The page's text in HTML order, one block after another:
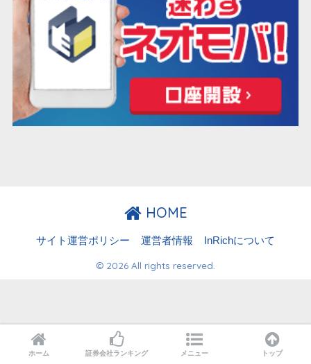
HOME
サイト運営ポリシー 運営者情報 InRichについて
© 2026 All rights reserved.
ホーム 証券会社ランキング メニュー トップ